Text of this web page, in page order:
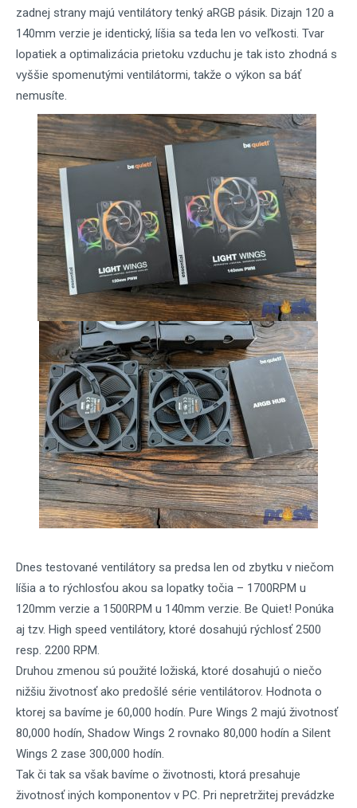
zadnej strany majú ventilátory tenký aRGB pásik. Dizajn 120 a
140mm verzie je identický, líšia sa teda len vo veľkosti. Tvar
lopatiek a optimalizácia prietoku vzduchu je tak isto zhodná s
vyššie spomenutými ventilátormi, takže o výkon sa báť
nemusíte.
Dnes testované ventilátory sa predsa len od zbytku v niečom
líšia a to rýchlosťou akou sa lopatky točia – 1700RPM u
120mm verzie a 1500RPM u 140mm verzie. Be Quiet! Ponúka
aj tzv. High speed ventilátory, ktoré dosahujú rýchlosť 2500
resp. 2200 RPM.
Druhou zmenou sú použité ložiská, ktoré dosahujú o niečo
nižšiu životnosť ako predošlé série ventilátorov. Hodnota o
ktorej sa bavíme je 60,000 hodín. Pure Wings 2 majú životnosť
80,000 hodín, Shadow Wings 2 rovnako 80,000 hodín a Silent
Wings 2 zase 300,000 hodín.
Tak či tak sa však bavíme o životnosti, ktorá presahuje
životnosť iných komponentov v PC. Pri nepretržitej prevádzke